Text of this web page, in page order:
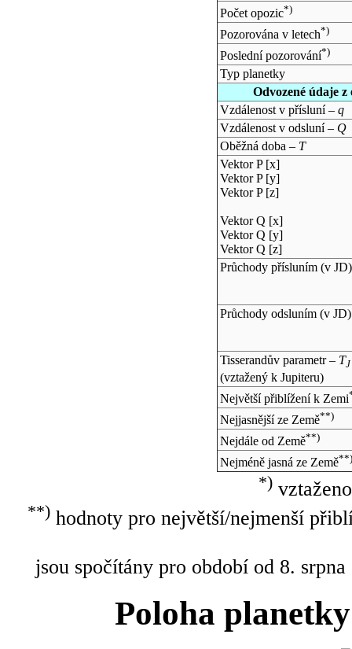
Počet opozic*)
Pozorována v letech*)
Poslední pozorování*)
Typ planetky
Odvozené údaje
Vzdálenost v přísluní – q
Vzdálenost v odsluní – Q
Oběžná doba – T
Vektor P [x]
Vektor P [y]
Vektor P [z]
Vektor Q [x]
Vektor Q [y]
Vektor Q [z]
Průchody přísluním (v JD)
Průchody odsluním (v JD)
Tisserandův parametr – TJ
(vztažený k Jupiteru)
Největší přiblížení k Zemi
Nejjasnější ze Země**)
Nejdále od Země**)
Nejméně jasná ze Země**)
*)
**)hodnoty pro největší/nejmenší
jsou spočítány pro období od 8.
Poloha